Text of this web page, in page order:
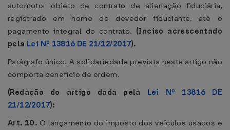
automotor objeto de contrato de alienação fiduciária,
registrado em nome do devedor fiduciante, até o
pagamento integral do contrato. (Inciso acrescentado
pela Lei Nº 13816 DE 21/12/2017).
Parágrafo único. A solidariedade prevista neste artigo não
comporta benefício de ordem.
(Redação do artigo dada pela Lei Nº 13816 DE
21/12/2017):
Art. 10. O lançamento do imposto dos veículos usados e